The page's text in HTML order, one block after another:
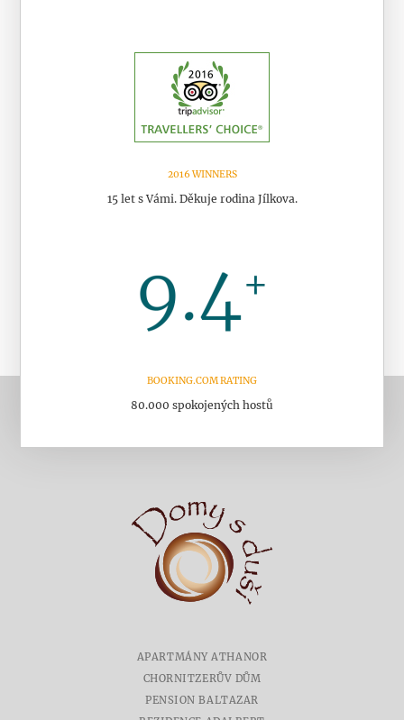
2016 WINNERS
15 let s Vámi. Děkuje rodina Jílkova.
BOOKING.COM RATING
80.000 spokojených hostů
APARTMÁNY ATHANOR
CHORNITZERŮV DŮM
PENSION BALTAZAR